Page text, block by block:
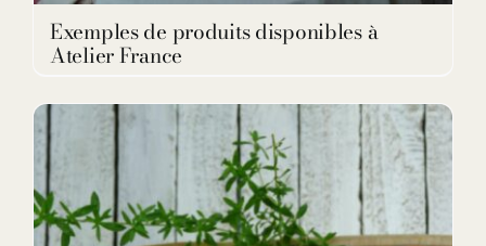
Exemples de produits disponibles à
Atelier France